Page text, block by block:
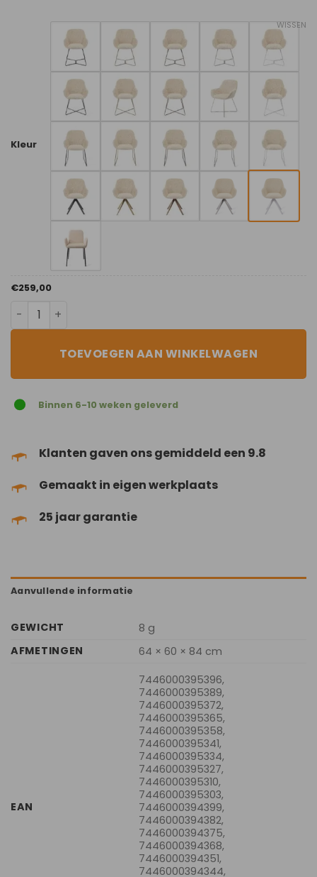
Kleur
WISSEN
€259,00
Trouty Tinge aantal
TOEVOEGEN AAN WINKELWAGEN
Binnen 6-10 weken geleverd
Klanten gaven ons gemiddeld een 9.8
Gemaakt in eigen werkplaats
25 jaar garantie
Aanvullende informatie
GEWICHT
8 g
AFMETINGEN
64 × 60 × 84 cm
EAN
7446000395396,
7446000395389,
7446000395372,
7446000395365,
7446000395358,
7446000395341,
7446000395334,
7446000395327,
7446000395310,
7446000395303,
7446000394399,
7446000394382,
7446000394375,
7446000394368,
7446000394351,
7446000394344,